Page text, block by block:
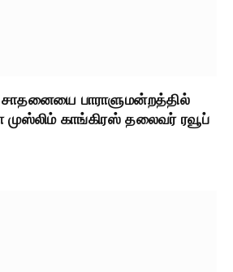
பாராளுமன்றத்தில்
முஸ்லிம் காங்கிரஸ் தலைவர் ரவூப்